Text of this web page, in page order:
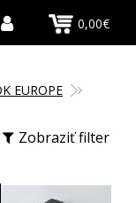
0,00€
EUROPE
Zobraziť filter